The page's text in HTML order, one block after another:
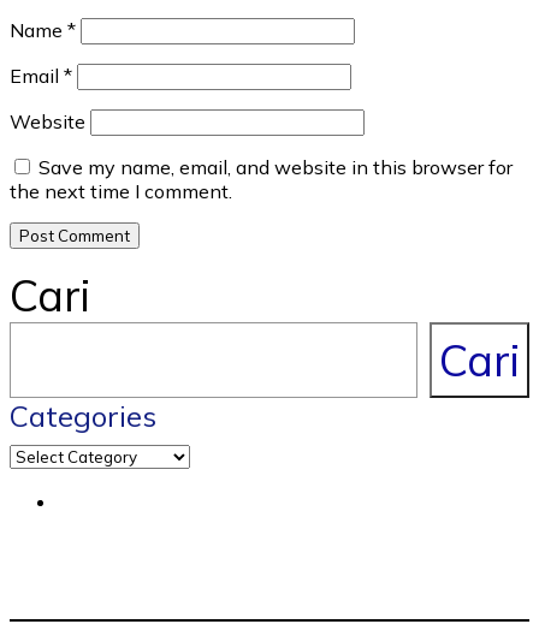
Name *
Email *
Website
Save my name, email, and website in this browser for
the next time I comment.
Cari
Cari
Categories